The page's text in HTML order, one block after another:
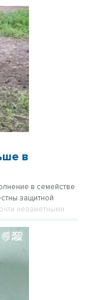
в
в семействе
защитной
незаметными